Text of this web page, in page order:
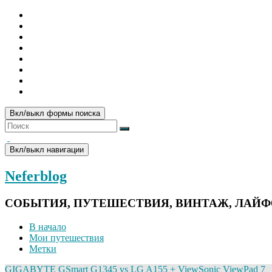
Вкл/выкл формы поиска
Вкл/выкл навигации
Neferblog
СОБЫТИЯ, ПУТЕШЕСТВИЯ, ВИНТАЖ,
В начало
Мои путешествия
Метки
GIGABYTE GSmart G1345 vs LG A155 + ViewSonic ViewPad 7